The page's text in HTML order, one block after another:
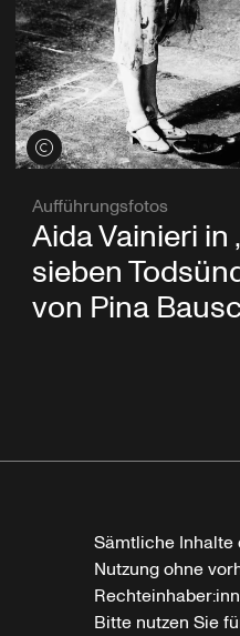
Credits öffnen
Aufführungsfotos
Aida Vainieri in
sieben
von Pina
Sämtliche Inhalte
Nutzung ohne
Bitte nutzen Sie